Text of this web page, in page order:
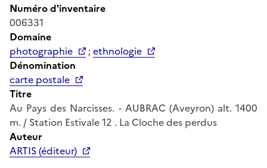
Numéro d'inventaire
006331
Domaine
photographie
;ethnologie
Dénomination
carte postale
Titre
Au Pays des Narcisses. - AUBRAC (Aveyron) alt. 1400
m. / Station Estivale 12 . La Cloche des perdus
Auteur
ARTIS (éditeur)